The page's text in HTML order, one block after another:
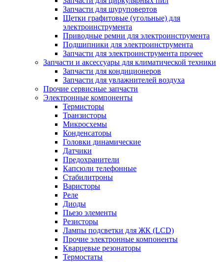
Запчасти для шуруповертов
Щетки графитовые (угольные) для
электроинструмента
Приводные ремни для электроинструмента
Подшипники для электроинструмента
Запчасти для электроинструмента прочее
Запчасти и аксессуары для климатической техники
Запчасти для кондиционеров
Запчасти для увлажнителей воздуха
Прочие сервисные запчасти
Электронные компоненты
Термисторы
Транзисторы
Микросхемы
Конденсаторы
Головки динамические
Датчики
Предохранители
Капсюли телефонные
Стабилитроны
Варисторы
Реле
Диоды
Пьезо элементы
Резисторы
Лампы подсветки для ЖК (LCD)
Прочие электронные компоненты
Кварцевые резонаторы
Термостаты